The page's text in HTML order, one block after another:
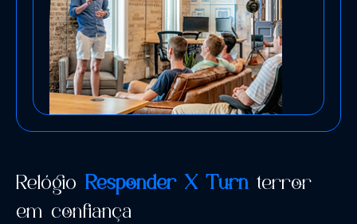
Relógio Responder X Turnterror
em confiança